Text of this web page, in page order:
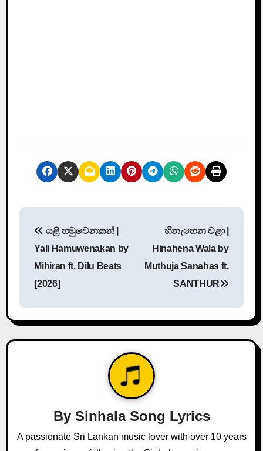
n
a
a
යළි හමුවෙනකන් |
Yali Hamuwenakan by
Mihiran ft. Dilu Beats
[2026]
හිනැහෙන වළා |
Hinahena Wala by
Muthuja Sanahas ft.
SANTHUR
By Sinhala Song Lyrics
A passionate Sri Lankan music lover with over 10 years